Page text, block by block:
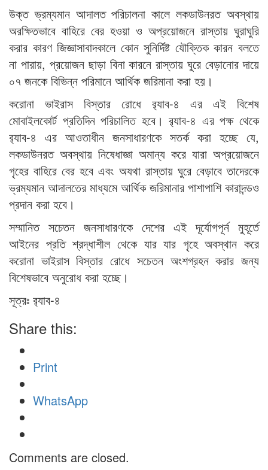
উক্ত ভ্রম্যমান আদালত পরিচালনা কালে লকডাউনরত অবস্থায়
অরক্ষিতভাবে বাহিরে বের হওয়া ও অপ্রয়োজনে রাস্তায় ঘুরাঘুরি
করার কারণ জিজ্ঞাসাবাদকালে কোন সুনির্দিষ্ট যৌক্তিক কারন বলতে
না পারায়, প্রয়োজন ছাড়া বিনা কারনে রাস্তায় ঘুরে বেড়ানোর দায়ে
০৭ জনকে বিভিন্ন পরিমানে আর্থিক জরিমানা করা হয়।
করোনা ভাইরাস বিস্তার রোধে র‌্যাব-৪ এর এই বিশেষ
মোবাইলকোর্ট প্রতিদিন পরিচালিত হবে। র‌্যাব-৪ এর পক্ষ থেকে
র‌্যাব-৪ এর আওতাধীন জনসাধারণকে সতর্ক করা হচ্ছে যে,
লকডাউনরত অবস্থায় নিষেধাজ্ঞা অমান্য করে যারা অপ্রয়োজনে
গৃহের বাহিরে বের হবে এবং অযথা রাস্তায় ঘুরে বেড়াবে তাদেরকে
ভ্রম্যমান আদালতের মাধ্যমে আর্থিক জরিমানার পাশাপাশি কারাদন্ডও
প্রদান করা হবে।
সম্মানিত সচেতন জনসাধারণকে দেশের এই দূর্যোগপূর্ন মুহূর্তে
আইনের প্রতি শ্রদ্ধাশীল থেকে যার যার গৃহে অবস্থান করে
করোনা ভাইরাস বিস্তার রোধে সচেতন অংশগ্রহন করার জন্য
বিশেষভাবে অনুরোধ করা হচ্ছে।
সূত্রঃ র‍্যাব-৪
Share this:
Print
WhatsApp
Comments are closed.